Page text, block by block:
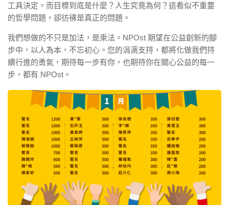
工具決定。而目標到底是什麼？人生究竟為何？這看似不重要
的哲學問題，卻彷彿是真正的問題。
我們想做的不只是加法，是乘法。NPOst 期望在公益創新的腳
步中，以人為本，不忘初心。您的涓滴支持，都將化做我們持
續行進的勇氣，期待每一步有你，也期待你在關心公益的每一
步，都有 NPOst。